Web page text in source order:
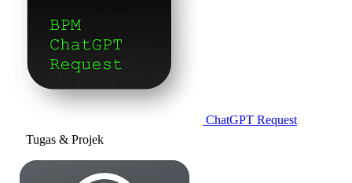
ChatGPT Request
Tugas & Projek